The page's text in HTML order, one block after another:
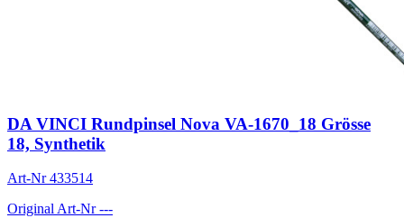
DA VINCI Rundpinsel Nova VA-1670_18 Grösse
18, Synthetik
Art-Nr433514
Original Art-Nr---